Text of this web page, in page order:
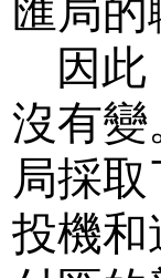
匯局
因
沒有變
局採
投機和